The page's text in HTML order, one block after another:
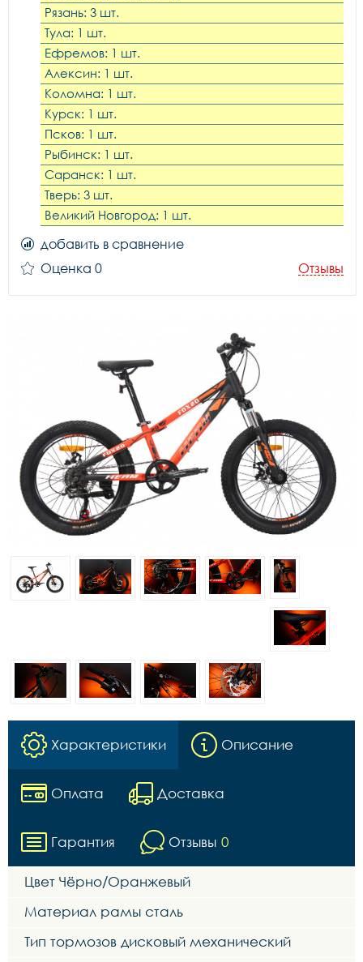
Рязань: 3 шт.
Тула: 1 шт.
Ефремов: 1 шт.
Алексин: 1 шт.
Коломна: 1 шт.
Курск: 1 шт.
Псков: 1 шт.
Рыбинск: 1 шт.
Саранск: 1 шт.
Тверь: 3 шт.
Великий Новгород: 1 шт.
добавить в сравнение
Оценка 0
Отзывы
Характеристики Описание
Оплата Доставка
Гарантия Отзывы 0
Цвет Чёрно/Оранжевый
Материал рамы сталь
Тип тормозов дисковый механический